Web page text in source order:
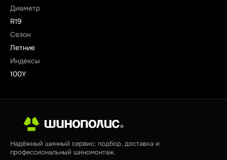
Диаметр
R19
Сезон
Летние
Индексы
100Y
Надёжный шинный сервис: подбор, доставка и
профессиональный шиномонтаж.